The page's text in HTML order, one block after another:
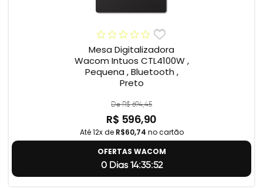
Mesa Digitalizadora
Wacom Intuos CTL4100W ,
Pequena , Bluetooth ,
Preto
De R$ 694,45
R$ 596,90
Até 12x de R$60,74 no cartão
OFERTAS WACOM
0 Dias 14:35:51